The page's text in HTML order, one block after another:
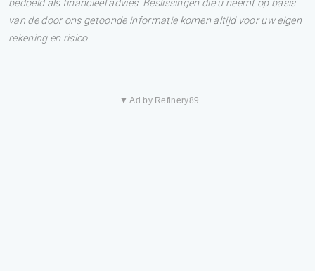
bedoeld als financieel advies. Beslissingen die u neemt op basis
van de door ons getoonde informatie komen altijd voor uw eigen
rekening en risico.
▼ Ad by Refinery89